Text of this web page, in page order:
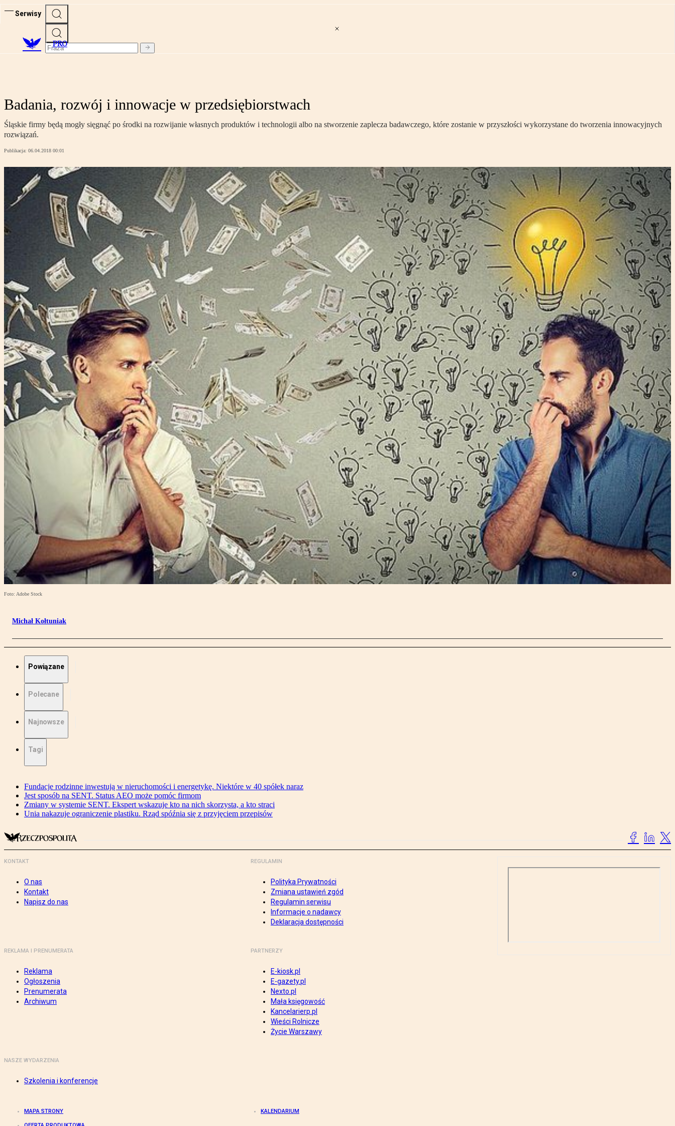
Serwisy
PRO
Badania, rozwój i innowacje w przedsiębiorstwach
Śląskie firmy będą mogły sięgnąć po środki na rozwijanie własnych produktów i technologii albo na stworzenie zaplecza badawczego, które zostanie w przyszłości wykorzystane do tworzenia innowacyjnych
rozwiązań.
Publikacja: 06.04.2018 00:01
Foto: Adobe Stock
Michał Kołtuniak
Powiązane
Polecane
Najnowsze
Tagi
Fundacje rodzinne inwestują w nieruchomości i energetykę. Niektóre w 40 spółek naraz
Jest sposób na SENT. Status AEO może pomóc firmom
Zmiany w systemie SENT. Ekspert wskazuje kto na nich skorzysta, a kto straci
Unia nakazuje ograniczenie plastiku. Rząd spóźnia się z przyjęciem przepisów
KONTAKT
O nas
Kontakt
Napisz do nas
REGULAMIN
Polityka Prywatności
Zmiana ustawień zgód
Regulamin serwisu
Informacje o nadawcy
Deklaracja dostępności
REKLAMA I PRENUMERATA
Reklama
Ogłoszenia
Prenumerata
Archiwum
PARTNERZY
E-kiosk.pl
E-gazety.pl
Nexto.pl
Mała księgowość
Kancelarierp.pl
Wieści Rolnicze
Życie Warszawy
NASZE WYDARZENIA
Szkolenia i konferencje
MAPA STRONY KALENDARIUM